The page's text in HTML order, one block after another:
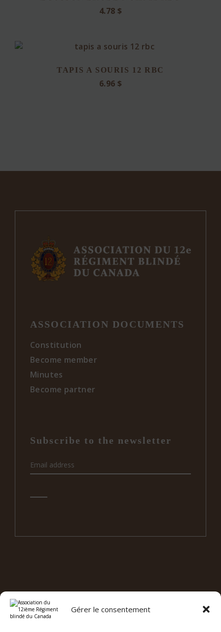
Gérer le consentement
4.78 $
TAPIS A SOURIS 12 RBC
6.96 $
ASSOCIATION DOCUMENTS
Constitution
Become member
Minutes
Become partner
Subscribe to the newsletter
12 RBC ON SOCIAL MEDIA